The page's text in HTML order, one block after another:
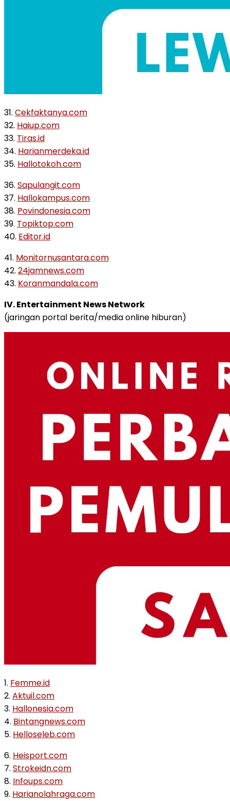
31. Cekfaktanya.com
32. Haiup.com
33. Tiras.id
34. Harianmerdeka.id
35. Hallotokoh.com
36. Sapulangit.com
37. Hallokampus.com
38. Povindonesia.com
39. Topiktop.com
40. Editor.id
41. Monitornusantara.com
42. 24jamnews.com
43. Koranmandala.com
IV. Entertainment News Network
(jaringan portal berita/media online hiburan)
1. Femme.id
2. Aktuil.com
3. Hallonesia.com
4. Bintangnews.com
5. Helloseleb.com
6. Heisport.com
7. Strokeidn.com
8. Infoups.com
9. Harianolahraga.com